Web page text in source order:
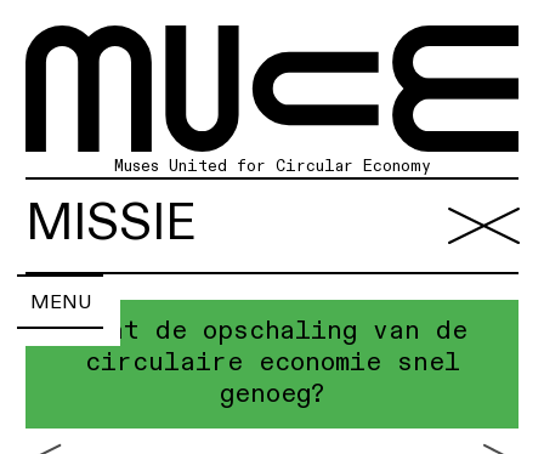
Muses United for Circular Economy
Artikels
Agenda
Zoek
MISSIE
MENU
Hoe kunnen burgers beter
ondersteund worden in de
circulaire economie?